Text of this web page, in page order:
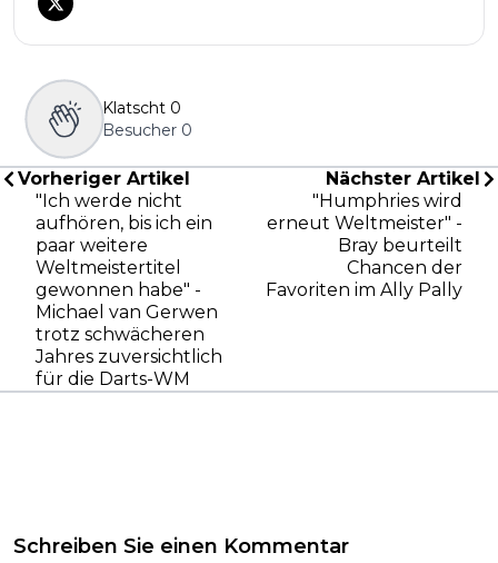
Klatscht 0
Besucher 0
Vorheriger Artikel
"Ich werde nicht
aufhören, bis ich ein
paar weitere
Weltmeistertitel
gewonnen habe" -
Michael van Gerwen
trotz schwächeren
Jahres zuversichtlich
für die Darts-WM
Nächster Artikel
"Humphries wird
erneut Weltmeister" -
Bray beurteilt
Chancen der
Favoriten im Ally Pally
Schreiben Sie einen Kommentar